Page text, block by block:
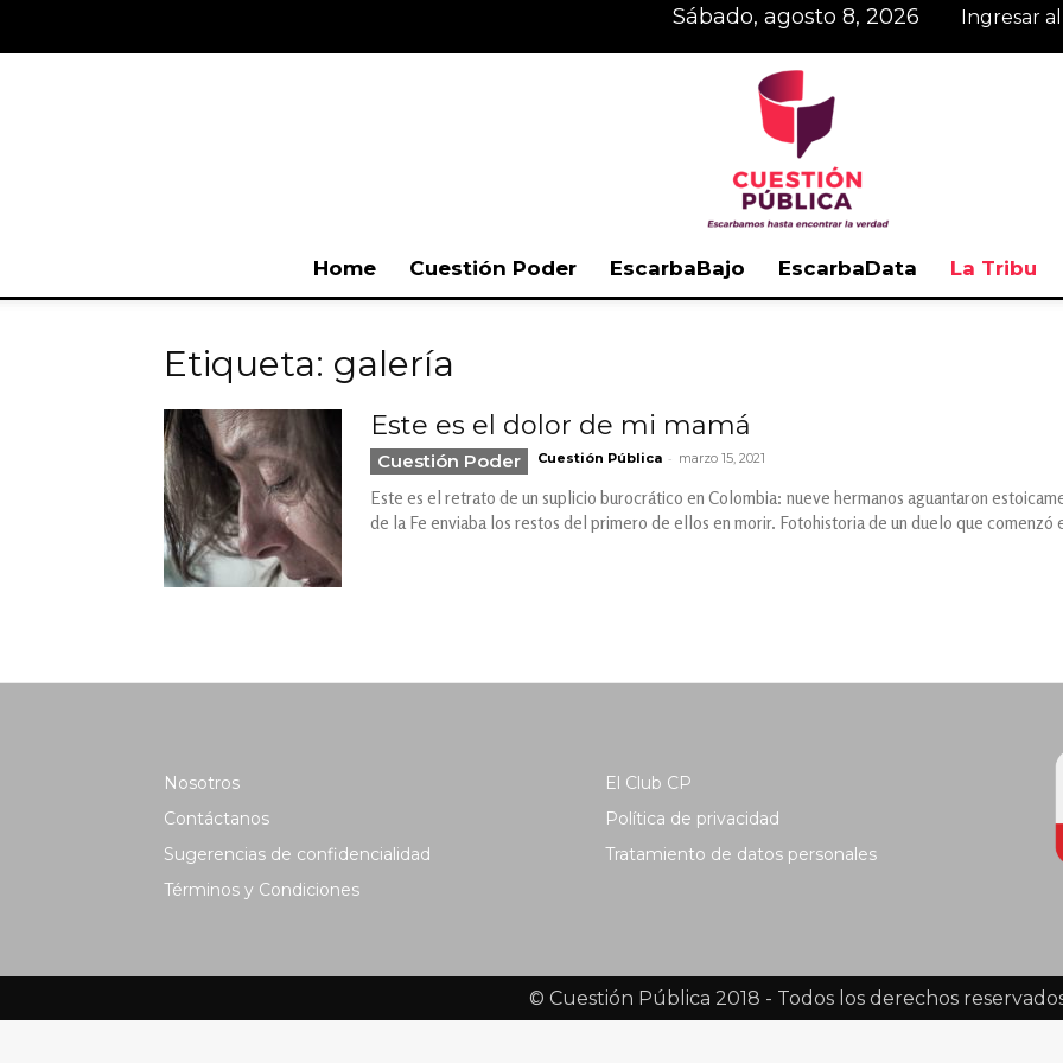
sábado, agosto 8, 2026 Ingresar
Home Cuestión Poder EscarbaBajo EscarbaData La Tribu
Etiqueta: galería
Este es el dolor de mi mamá
Cuestión Poder Cuestión Pública - marzo 15, 2021
Este es el retrato de un suplicio burocrático en Colombia: nueve hermanos aguantaron
de la Fe enviaba los restos del primero de ellos en morir. Fotohistoria de un duelo que
Nosotros
Contáctanos
Sugerencias de confidencialidad
Términos y Condiciones
El Club CP
Política de privacidad
Tratamiento de datos personales
© Cuestión Pública 2018 - Todos los derechos